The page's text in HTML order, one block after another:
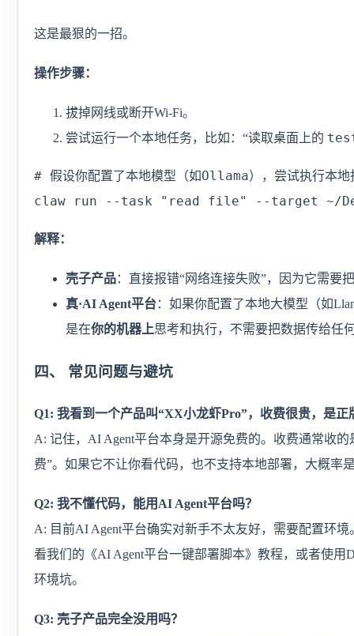
这是最狠的一招。
操作步骤：
拔掉网线或断开Wi-Fi。
尝试运行一个本地任务，比如：“读取桌面上的
# 假设你配置了本地模型（如Ollama），尝试执行本地
claw run --task "read file" --target ~/
解释：
壳子产品：直接报错“网络连接失败”，因为它需要
真·AI Agent平台：如果你配置了本地大模型（如
是在你的机器上思考和执行，不需要把数据传给任
四、 常见问题与避坑
Q1: 我看到一个产品叫“XX小龙虾Pro”，收费很贵，是正
A: 记住，AI Agent平台本身是开源免费的。收费通常收的
费”。如果它不让你看代码，也不支持本地部署，大概率
Q2: 我不懂代码，能用AI Agent平台吗？
A: 目前AI Agent平台确实对新手不太友好，需要配置环境
看我们的《AI Agent平台一键部署脚本》教程，或者使用
环境坑。
Q3: 壳子产品完全没用吗？